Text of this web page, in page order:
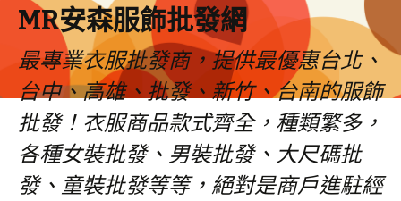
MR安森服飾批發網
最專業衣服批發商，提供最優惠台北、
台中、高雄、批發、新竹、台南的服飾
批發！衣服商品款式齊全，種類繁多，
各種女裝批發、男裝批發、大尺碼批
發、童裝批發等等，絕對是商戶進駐經